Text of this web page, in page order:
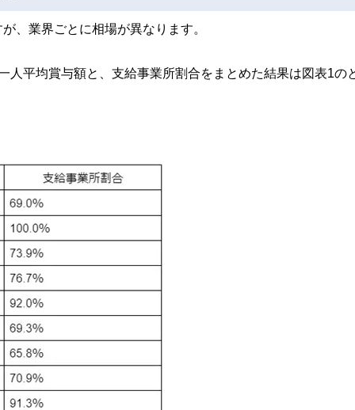
、業界ごとに相場が異なります。
人平均賞与額と、支給事業所割合をまとめた結果は図表1の